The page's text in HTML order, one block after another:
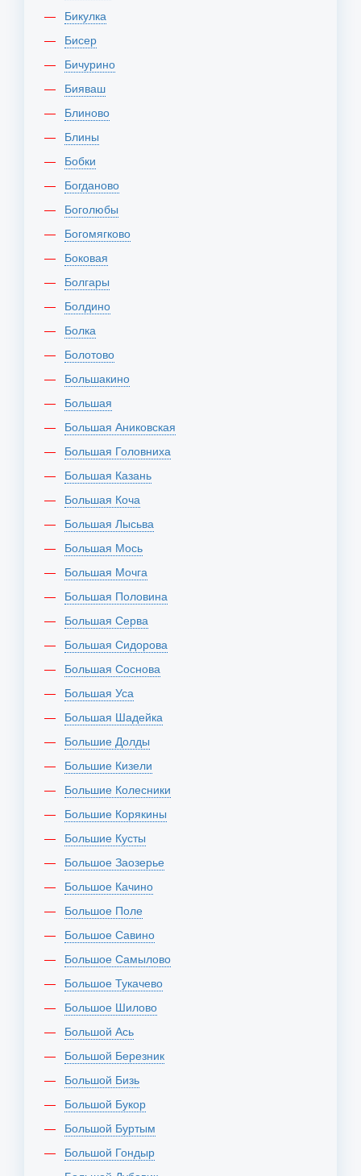
Бикулка
Бисер
Бичурино
Бияваш
Блиново
Блины
Бобки
Богданово
Боголюбы
Богомягково
Боковая
Болгары
Болдино
Болка
Болотово
Большакино
Большая
Большая Аниковская
Большая Головниха
Большая Казань
Большая Коча
Большая Лысьва
Большая Мось
Большая Мочга
Большая Половина
Большая Серва
Большая Сидорова
Большая Соснова
Большая Уса
Большая Шадейка
Большие Долды
Большие Кизели
Большие Колесники
Большие Корякины
Большие Кусты
Большое Заозерье
Большое Качино
Большое Поле
Большое Савино
Большое Самылово
Большое Тукачево
Большое Шилово
Большой Ась
Большой Березник
Большой Бизь
Большой Букор
Большой Буртым
Большой Гондыр